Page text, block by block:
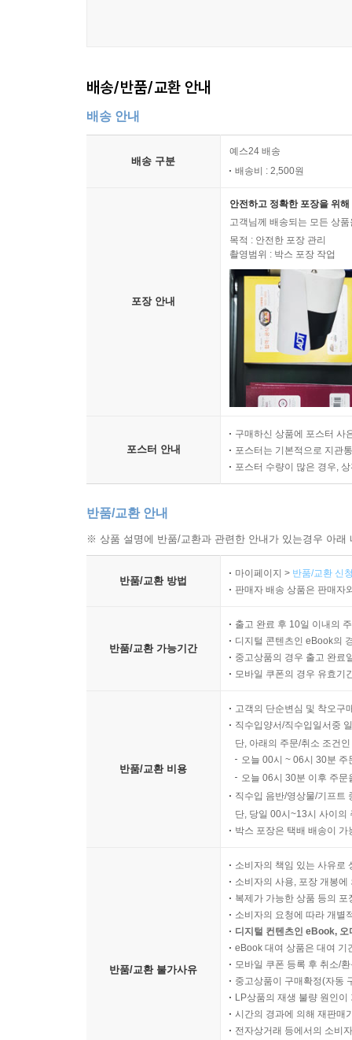
배송/반품/교환 안내
배송 안내
배송 구분
예스24 배송
배송비 : 2,500원
포장 안내
안전하고 정확한 포장을 위
고객님께 배송되는 모든 상
목적 : 안전한 포장 관리
촬영범위 : 박스 포장 작업
포스터 안내
구매하신 상품에 포스터 사
포스터는 기본적으로 지관
포스터 수량이 많은 경우,
반품/교환 안내
※ 상품 설명에 반품/교환과 관련한 안내가 있는경우 아
반품/교환 방법
마이페이지 > 반품/교환 신
판매자 배송 상품은 판매자
반품/교환 가능기간
출고 완료 후 10일 이내의
디지털 콘텐츠인 eBook의
중고상품의 경우 출고 완료
모바일 쿠폰의 경우 유효기
반품/교환 비용
고객의 단순변심 및 착오구
직수입양서/직수입일서중
단, 아래의 주문/취소 조건
오늘 00시 ~ 06시 30분
오늘 06시 30분 이후 주
직수입 음반/영상물/기프트
단, 당일 00시~13시 사이의
박스 포장은 택배 배송이
반품/교환 불가사유
소비자의 책임 있는 사유로
소비자의 사용, 포장 개봉
복제가 가능한 상품 등의
소비자의 요청에 따라 개별
디지털 컨텐츠인 eBook,
eBook 대여 상품은 대여 기
모바일 쿠폰 등록 후 취소/
중고상품이 구매확정(자동
LP상품의 재생 불량 원인
시간의 경과에 의해 재판매
전자상거래 등에서의 소비